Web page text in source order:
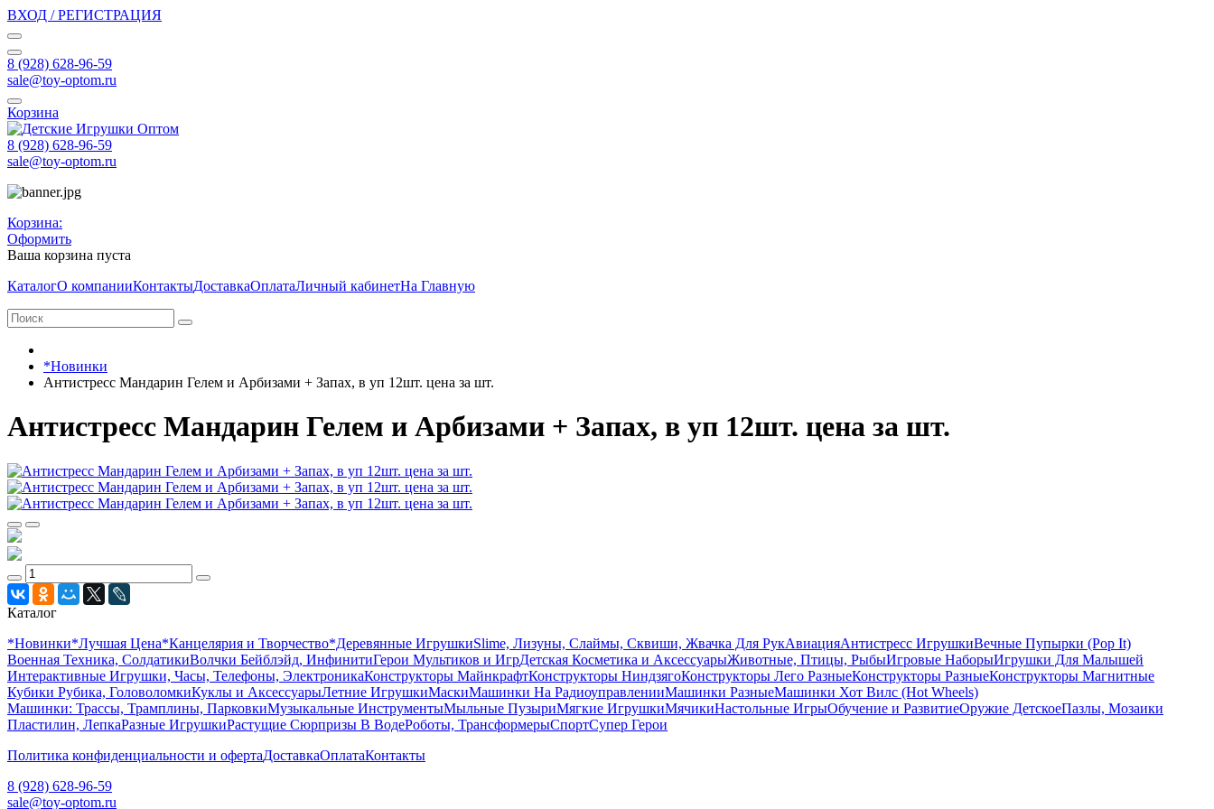
ВХОД / РЕГИСТРАЦИЯ
8 (928) 628-96-59
sale@toy-optom.ru
Корзина
8 (928) 628-96-59
sale@toy-optom.ru
Корзина:
Оформить
Ваша корзина пуста
КаталогО компанииКонтактыДоставкаОплатаЛичный кабинетНа Главную
*Новинки
Антистресс Мандарин Гелем и Арбизами + Запах, в уп 12шт. цена за шт.
Антистресс Мандарин Гелем и Арбизами + Запах, в уп 12шт. цена за шт.
Каталог
*Новинки*Лучшая Цена*Канцелярия и Творчество*Деревянные ИгрушкиSlime, Лизуны, Слаймы, Сквиши, Жвачка Для РукАвиацияАнтистресс ИгрушкиВечные Пупырки (Pop It)
Военная Техника, СолдатикиВолчки Бейблэйд, ИнфинитиГерои Мультиков и ИгрДетcкая Косметика и АксессуарыЖивотные, Птицы, РыбыИгровые НаборыИгрушки Для Малышей
Интерактивные Игрушки, Часы, Телефоны, ЭлектроникаКонструкторы МайнкрафтКонструкторы НиндзягоКонструкторы Лего РазныеКонструкторы РазныеКонструкторы Магнитные
Кубики Рубика, ГоловоломкиКуклы и АксессуарыЛетние ИгрушкиМаскиМашинки На РадиоуправленииМашинки РазныеМашинки Хот Вилс (Hot Wheels)
Машинки: Трассы, Трамплины, ПарковкиМузыкальные ИнструментыМыльные ПузыриМягкие ИгрушкиМячикиНастольные ИгрыОбучение и РазвитиеОружие ДетскоеПазлы, Мозаики
Пластилин, ЛепкаРазные ИгрушкиРастущие Сюрпризы В ВодеРоботы, ТрансформерыСпортСупер Герои
Политика конфиденциальности и офертаДоставкаОплатаКонтакты
8 (928) 628-96-59
sale@toy-optom.ru